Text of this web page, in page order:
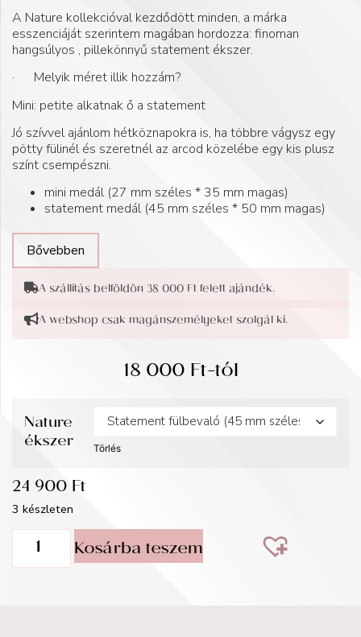
A Nature kollekcióval kezdődött minden, a márka
esszenciáját szerintem magában hordozza: finoman
hangsúlyos , pillekönnyű statement ékszer.
· Melyik méret illik hozzám?
Mini: petite alkatnak ő a statement
Jó szívvel ajánlom hétköznapokra is, ha többre vágysz egy
pötty fülinél és szeretnél az arcod közelébe egy kis plusz
színt csempészni.
mini medál (27 mm széles * 35 mm magas)
statement medál (45 mm széles * 50 mm magas)
Bővebben
A szállítás belföldön 38 000 Ft felett ajándék.
A webshop csak magánszemélyeket szolgál ki.
18 000Ft-tól
Nature
ékszer Törlés
24 900Ft
3 készleten
Kosárba teszem